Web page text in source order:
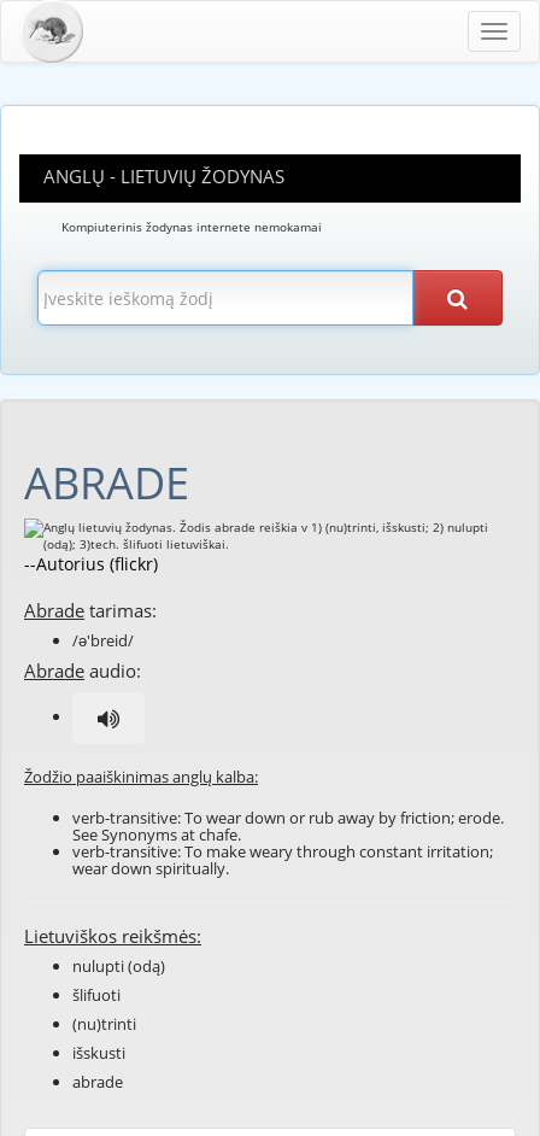
ANGLŲ - LIETUVIŲ ŽODYNAS
Kompiuterinis žodynas internete nemokamai
ABRADE
--Autorius (flickr)
Abrade tarimas:
/ə'breid/
Abrade audio:
Žodžio paaiškinimas anglų kalba:
verb-transitive: To wear down or rub away by friction; erode.
See Synonyms atchafe.
verb-transitive: To make weary through constant irritation;
wear down spiritually.
Lietuviškos reikšmės:
nulupti (odą)
šlifuoti
(nu)trinti
išskusti
abrade